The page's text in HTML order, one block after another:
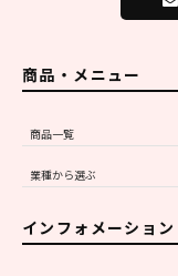
商品・メニュー
商品一覧
業種から選ぶ
インフォメーション